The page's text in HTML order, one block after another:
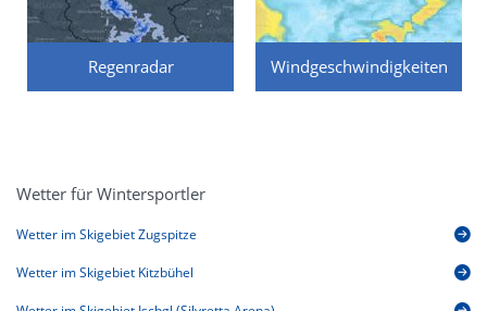
Regenradar Windgeschwindigkeiten
Wetter für Wintersportler
Wetter im Skigebiet Zugspitze
Wetter im Skigebiet Kitzbühel